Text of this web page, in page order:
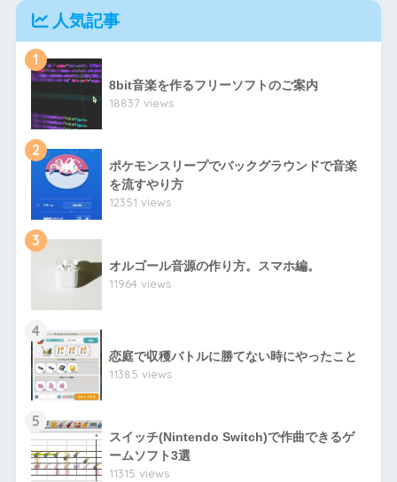
人気記事
1
8bit音楽を作るフリーソフトのご案内
18837 views
2
ポケモンスリープでバックグラウンドで音楽
を流すやり方
12351 views
3
オルゴール音源の作り方。スマホ編。
11964 views
4
恋庭で収穫バトルに勝てない時にやったこと
11385 views
5
スイッチ(Nintendo Switch)で作曲できるゲ
ームソフト3選
11315 views